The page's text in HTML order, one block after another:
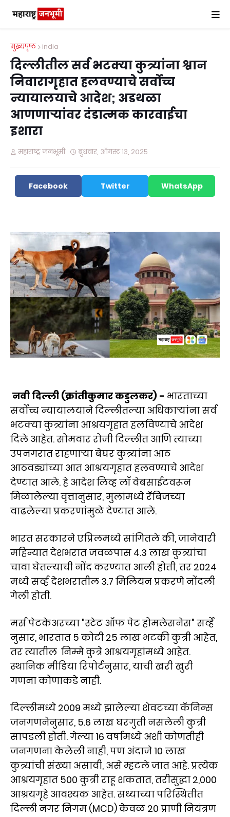
मुख्यपृष्ठ india
दिल्लीतील सर्व भटक्या कुत्र्यांना श्वान
निवारागृहात हलवण्याचे सर्वोच्च
न्यायालयाचे आदेश; अडथळा
आणणाऱ्यांवर दंडात्मक कारवाईचा
इशारा
महाराष्ट्र जनभूमी बुधवार, ऑगस्ट १३, २०२५
Facebook Twitter WhatsApp
नवी दिल्ली (क्रांतीकुमार कडुलकर) - भारताच्या
सर्वोच्च न्यायालयाने दिल्लीतल्या अधिकार्‍यांना सर्व
भटक्या कुत्र्यांना आश्रयगृहात हलविण्याचे आदेश
दिले आहेत. सोमवार रोजी दिल्लीत आणि त्याच्या
उपनगरात राहणाऱ्या बेघर कुत्र्यांना आठ
आठवड्यांच्या आत आश्रयगृहात हलवण्याचे आदेश
देण्यात आले. हे आदेश लिव्ह लॉ वेबसाईटवरून
मिळालेल्या वृत्तानुसार, मुलांमध्ये रॅबिजच्या
वाढलेल्या प्रकरणांमुळे देण्यात आले.
भारत सरकारने एप्रिलमध्ये सांगितले की, जानेवारी
महिन्यात देशभरात जवळपास 4.3 लाख कुत्र्यांचा
चावा घेतल्याची नोंद करण्यात आली होती, तर 2024
मध्ये सर्व्ह देशभरातील 3.7 मिलियन प्रकरणे नोंदली
गेली होती.
मर्स पेटकेअरच्या "स्टेट ऑफ पेट होमलेसनेस" सर्व्हे
नुसार, भारतात 5 कोटी 25 लाख भटकी कुत्री आहेत,
तर त्यातील निम्मे कुत्रे आश्रयगृहांमध्ये आहेत.
स्थानिक मीडिया रिपोर्टनुसार, याची खरी खुरी
गणना कोणाकडे नाही.
दिल्लीमध्ये 2009 मध्ये झालेल्या शेवटच्या कॅनिन्स
जनगणनेनुसार, 5.6 लाख घरगुती नसलेली कुत्री
सापडली होती. गेल्या 16 वर्षांमध्ये अशी कोणतीही
जनगणना केलेली नाही, पण अंदाजे 10 लाख
कुत्र्यांची संख्या असावी, असे म्हटले जात आहे. प्रत्येक
आश्रयगृहात 500 कुत्री राहू शकतात, तरीसुद्धा 2,000
आश्रयगृहे आवश्यक आहेत. सध्याच्या परिस्थितीत
दिल्ली नगर निगम (MCD) केवळ 20 प्राणी नियंत्रण